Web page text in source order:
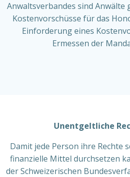
Anwaltsverbandes sind Anwälte
Kostenvorschüsse für das
Einforderung eines
Ermessen der
Unentgeltliche
Damit jede Person ihre Rechte
finanzielle Mittel durchsetzen
der Schweizerischen